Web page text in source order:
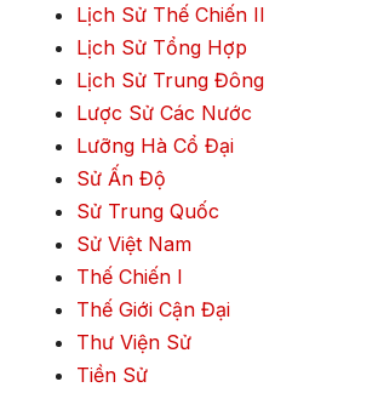
Lịch Sử Thế Chiến II
Lịch Sử Tổng Hợp
Lịch Sử Trung Đông
Lược Sử Các Nước
Lưỡng Hà Cổ Đại
Sử Ấn Độ
Sử Trung Quốc
Sử Việt Nam
Thế Chiến I
Thế Giới Cận Đại
Thư Viện Sử
Tiền Sử